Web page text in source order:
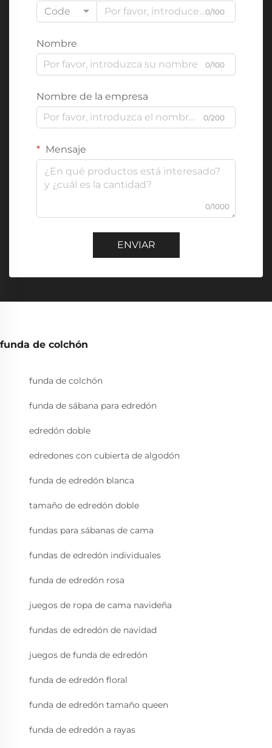
Code 0/100
Nombre
0/100
Nombre de la empresa
0/200
Mensaje
0/1000
ENVIAR
funda de colchón
funda de colchón
funda de sábana para edredón
edredón doble
edredones con cubierta de algodón
funda de edredón blanca
tamaño de edredón doble
fundas para sábanas de cama
fundas de edredón individuales
funda de edredón rosa
juegos de ropa de cama navideña
fundas de edredón de navidad
juegos de funda de edredón
funda de edredón floral
funda de edredón tamaño queen
funda de edredón a rayas